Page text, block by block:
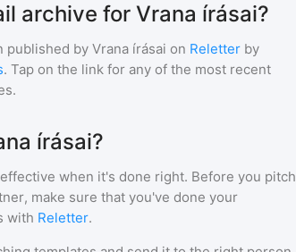
archive for Vrana írásai?
published by Vrana írásai on Reletter by
. Tap on the link for any of the most recent
írásai?
when it's done right. Before you pitch
make sure that you've done your
with Reletter.